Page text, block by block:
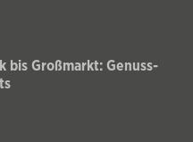
bis Großmarkt: Genuss-